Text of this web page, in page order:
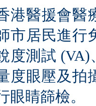
港醫援會醫
市居民進行
度測試
度眼壓及拍
眼睛篩檢。